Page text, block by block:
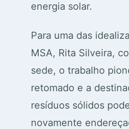
energia solar.
Para uma das
MSA, Rita Silveira,
sede, o trabalho
retomado e a
resíduos sólidos
novamente